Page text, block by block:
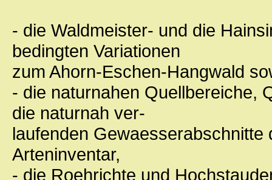
- die Waldmeister- und die
bedingten Variationen
zum Ahorn-Eschen-Hangwald
- die naturnahen Quellbereiche,
die naturnah ver-
laufenden
Arteninventar,
- die Roehrichte und